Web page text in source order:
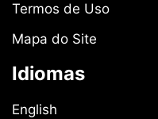
Termos de Uso
Mapa do Site
Idiomas
English